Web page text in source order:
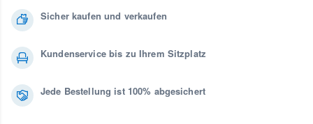
Sicher kaufen und verkaufen
Kundenservice bis zu Ihrem Sitzplatz
Jede Bestellung ist 100% abgesichert